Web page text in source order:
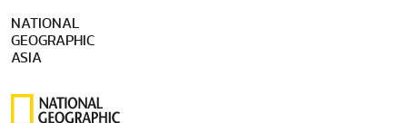
NATIONAL
GEOGRAPHIC
ASIA